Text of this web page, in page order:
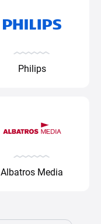
Philips
Albatros Media